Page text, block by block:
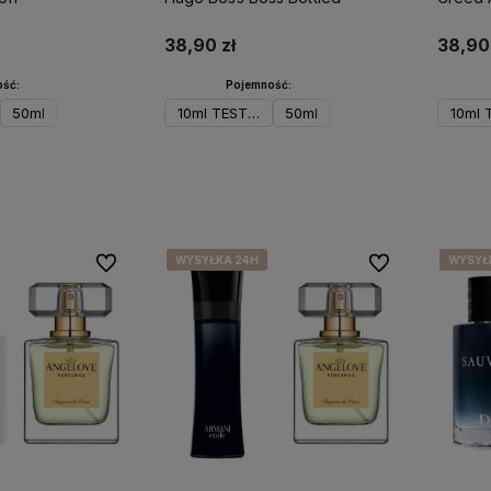
50ml
38,90 zł
Pojemność:
10ml TESTER 50ml
38,90
10ml
Do ulubionychWYSYŁKA 24H
WYSYŁKA 24H
WYSYŁKA 24H
WYSYŁKA 24H Do ulubionych